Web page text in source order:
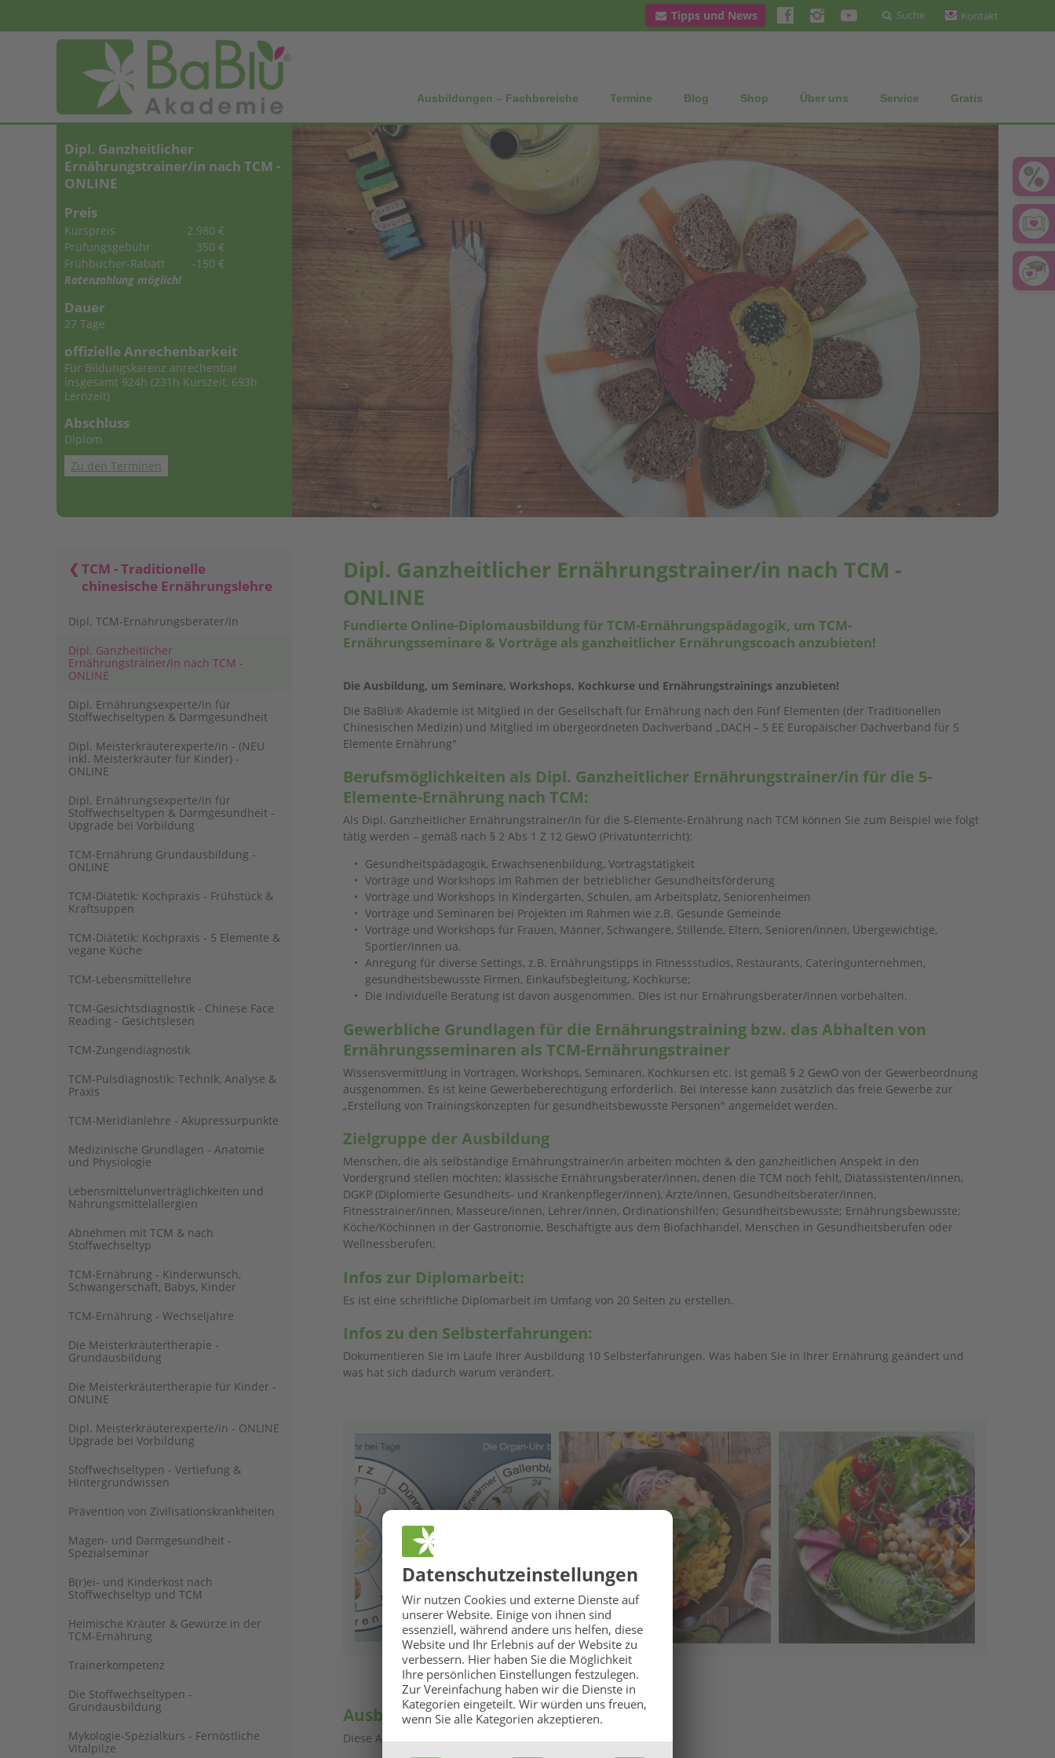
Datenschutz­einstellungen
Wir nutzen Cookies und externe Dienste auf
unserer Website. Einige von ihnen sind
essenziell, während andere uns helfen, diese
Website und Ihr Erlebnis auf der Website zu
verbessern. Hier haben Sie die Möglichkeit
Ihre persönlichen Einstellungen festzulegen.
Zur Vereinfachung haben wir die Dienste in
Kategorien eingeteilt. Wir würden uns freuen,
wenn Sie alle Kategorien akzeptieren.
Popup schließen
🌞 GROSSE BaBlü® Sommeraktion🌞
Ihr Sommerbonus für Anmeldungen von 27.07. bis 16.08.2026.
Tipps und News Suche Kontakt
Ausbildungen – Fachbereiche Termine Blog Shop Über uns Service Gratis
Dipl. Ganzheitlicher Ernährungstrainer/in nach TCM -
ONLINE
Fundierte Online-Diplomausbildung für TCM-Ernährungspädagogik, um TCM-
Ernährungsseminare & Vorträge als ganzheitlicher Ernährungscoach anzubieten!
Die Ausbildung, um Seminare, Workshops, Kochkurse und Ernährungstrainings anzubieten!
Die BaBlü® Akademie ist Mitglied in der Gesellschaft für Ernährung nach den Fünf Elementen (der Traditionellen
Chinesischen Medizin) und Mitglied im übergeordneten Dachverband „DACH – 5 EE Europäischer Dachverband für 5
Elemente Ernährung"
Berufsmöglichkeiten als Dipl. Ganzheitlicher Ernährungstrainer/in für die 5-
Elemente-Ernährung nach TCM:
Als Dipl. Ganzheitlicher Ernährungstrainer/in für die 5-Elemente-Ernährung nach TCM können Sie zum Beispiel wie folgt
tätig werden – gemäß nach § 2 Abs 1 Z 12 GewO (Privatunterricht):
Gesundheitspädagogik, Erwachsenenbildung, Vortragstätigkeit
Vorträge und Workshops im Rahmen der betrieblicher Gesundheitsförderung
Vorträge und Workshops in Kindergärten, Schulen, am Arbeitsplatz, Seniorenheimen
Vorträge und Seminaren bei Projekten im Rahmen wie z.B. Gesunde Gemeinde
Vorträge und Workshops für Frauen, Männer, Schwangere, Stillende, Eltern, Senioren/innen, Übergewichtige,
Sportler/innen ua.
Anregung für diverse Settings, z.B. Ernährungstipps in Fitnessstudios, Restaurants, Cateringunternehmen,
gesundheitsbewusste Firmen, Einkaufsbegleitung, Kochkurse;
Die individuelle Beratung ist davon ausgenommen. Dies ist nur Ernährungsberater/innen vorbehalten.
Gewerbliche Grundlagen für die Ernährungstraining bzw. das Abhalten von
Ernährungsseminaren als TCM-Ernährungstrainer
Wissensvermittlung in Vorträgen, Workshops, Seminaren, Kochkursen etc. ist gemäß § 2 GewO von der Gewerbeordnung
ausgenommen. Es ist keine Gewerbeberechtigung erforderlich. Bei Interesse kann zusätzlich das freie Gewerbe zur
„Erstellung von Trainingskonzepten für gesundheitsbewusste Personen" angemeldet werden.
Zielgruppe der Ausbildung
Menschen, die als selbständige Ernährungstrainer/in arbeiten möchten & den ganzheitlichen Anspekt in den
Vordergrund stellen möchten; klassische Ernährungsberater/innen, denen die TCM noch fehlt, Diätassistenten/innen,
DGKP (Diplomierte Gesundheits- und Krankenpfleger/innen), Ärzte/innen, Gesundheitsberater/innen,
Fitnesstrainer/innen, Masseure/innen, Lehrer/innen, Ordinationshilfen; Gesundheitsbewusste; Ernährungsbewusste;
Köche/Köchinnen in der Gastronomie, Beschäftigte aus dem Biofachhandel, Menschen in Gesundheitsberufen oder
Wellnessberufen;
Infos zur Diplomarbeit:
Es ist eine schriftliche Diplomarbeit im Umfang von 20 Seiten zu erstellen.
Infos zu den Selbsterfahrungen:
Dokumentieren Sie im Laufe Ihrer Ausbildung 10 Selbsterfahrungen. Was haben Sie in Ihrer Ernährung geändert und
was hat sich dadurch warum verändert.
Ausbildungsmodule & Inhalte
Diese Ausbildung besteht aus mehreren einzelnen Modulen:
Dipl. Ganzheitlicher
Ernährungstrainer/in nach TCM -
ONLINE
Preis
Kurspreis
2.980 €
Prüfungsgebühr
350 €
Frühbucher-Rabatt
-150 €
Ratenzahlung möglich!
Dauer
27 Tage
offizielle Anrechenbarkeit
Für Bildungskarenz anrechenbar
insgesamt 924h (231h Kurszeit, 693h
Lernzeit)
Abschluss
Diplom
Zu den Terminen
TCM - Traditionelle
chinesische Ernährungslehre
Dipl. TCM-Ernährungsberater/in
Dipl. Ganzheitlicher
Ernährungstrainer/in nach TCM -
ONLINE
Dipl. Ernährungsexperte/in für
Stoffwechseltypen & Darmgesundheit
Dipl. Meisterkräuterexperte/in - (NEU
inkl. Meisterkräuter für Kinder) -
ONLINE
Dipl. Ernährungsexperte/in für
Stoffwechseltypen & Darmgesundheit -
Upgrade bei Vorbildung
TCM-Ernährung Grundausbildung -
ONLINE
TCM-Diätetik: Kochpraxis - Frühstück &
Kraftsuppen
TCM-Diätetik: Kochpraxis - 5 Elemente &
vegane Küche
TCM-Lebensmittellehre
TCM-Gesichtsdiagnostik - Chinese Face
Reading - Gesichtslesen
TCM-Zungendiagnostik
TCM-Pulsdiagnostik: Technik, Analyse &
Praxis
TCM-Meridianlehre - Akupressurpunkte
Medizinische Grundlagen - Anatomie
und Physiologie
Lebensmittelunverträglichkeiten und
Nahrungsmittelallergien
Abnehmen mit TCM & nach
Stoffwechseltyp
TCM-Ernährung - Kinderwunsch,
Schwangerschaft, Babys, Kinder
TCM-Ernährung - Wechseljahre
Die Meisterkräutertherapie -
Grundausbildung
Die Meisterkräutertherapie für Kinder -
ONLINE
Dipl. Meisterkräuterexperte/in - ONLINE
Upgrade bei Vorbildung
Stoffwechseltypen - Vertiefung &
Hintergrundwissen
Prävention von Zivilisationskrankheiten
Magen- und Darmgesundheit -
Spezialseminar
B(r)ei- und Kinderkost nach
Stoffwechseltyp und TCM
Heimische Kräuter & Gewürze in der
TCM-Ernährung
Trainerkompetenz
Die Stoffwechseltypen -
Grundausbildung
Mykologie-Spezialkurs - Fernöstliche
Vitalpilze